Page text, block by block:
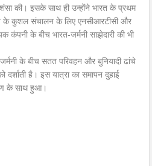
की। इसके साथ ही उन्होंने भारत के प्रथम
के कुशल संचालन के लिए एनसीआरटीसी और
कंपनी के बीच भारत-जर्मनी साझेदारी की भी
के बीच सतत परिवहन और बुनियादी ढांचे
है। इस यात्रा का समापन दुहाई
के साथ हुआ।